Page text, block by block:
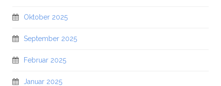
Oktober 2025
September 2025
Februar 2025
Januar 2025